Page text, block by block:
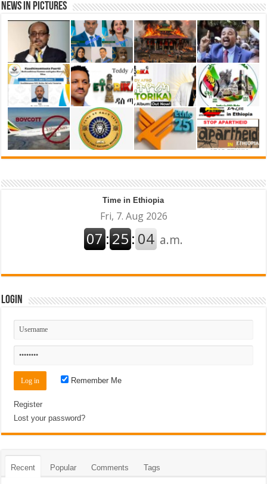
News in Pictures
Time in Ethiopia
Login
Remember Me
Register
Lost your password?
Recent Popular Comments Tags